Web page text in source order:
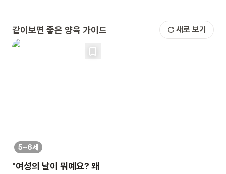
같이보면 좋은 양육 가이드 새로 보기
5~6세
"여성의 날이 뭐예요? 왜